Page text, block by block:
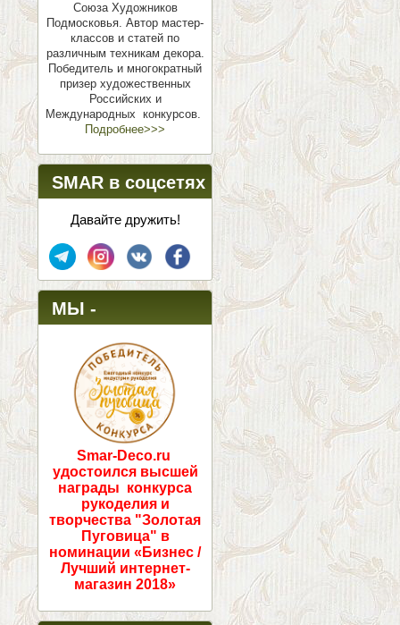
Союза Художников
Подмосковья. Автор мастер-
классов и статей по
различным техникам декора.
Победитель и многократный
призер художественных
Российских и
Международных конкурсов.
Подробнее>>>
SMAR в соцсетях
Давайте дружить!
МЫ -
ПОБЕДИТЕЛИ!
Smar-Deco.ru
удостоился высшей
награды конкурса
рукоделия и
творчества "Золотая
Пуговица" в
номинации «Бизнес /
Лучший интернет-
магазин 2018»